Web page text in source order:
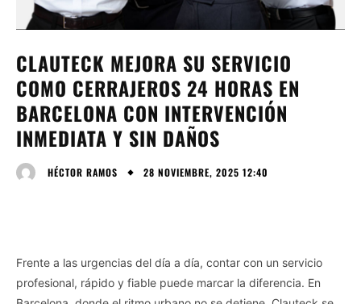
CLAUTECK MEJORA SU SERVICIO
COMO CERRAJEROS 24 HORAS EN
BARCELONA CON INTERVENCIÓN
INMEDIATA Y SIN DAÑOS
HÉCTOR RAMOS 28 NOVIEMBRE, 2025 12:40
Frente a las urgencias del día a día, contar con un servicio
profesional, rápido y fiable puede marcar la diferencia. En